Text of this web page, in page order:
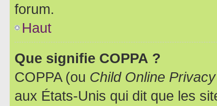
forum.
Haut
Que signifie COPPA ?
COPPA (ou Child Online
aux États-Unis qui dit que les